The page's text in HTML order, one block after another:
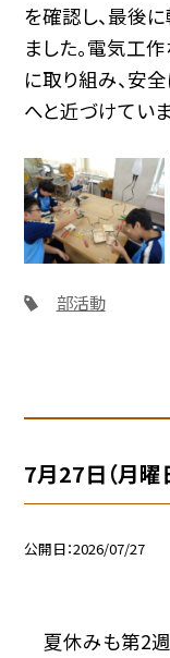
を確認し、最後
ました。電気工
に取り組み、安
へと近づけていま
部活動
7月27日（月曜
公開日 2026/07/27
夏休みも第2週